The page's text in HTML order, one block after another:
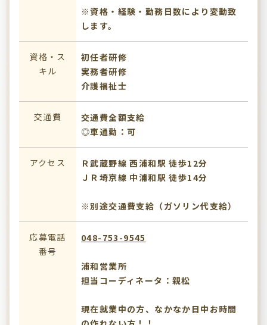
※資格・経験・勤務日数により変動致
します。
資格・ス
キル
初任者研修
実務者研修
介護福祉士
交通費
交通費全額支給
◎車通勤：可
アクセス
Ｒ武蔵野線 西浦和駅 徒歩12分
ＪＲ埼京線 中浦和駅 徒歩14分
※別途交通費支給（ガソリン代支給）
応募電話
番号
048-753-9545
浦和営業所
担当コーディネータ：親松
現在就業中の方、なかなか日中お時間